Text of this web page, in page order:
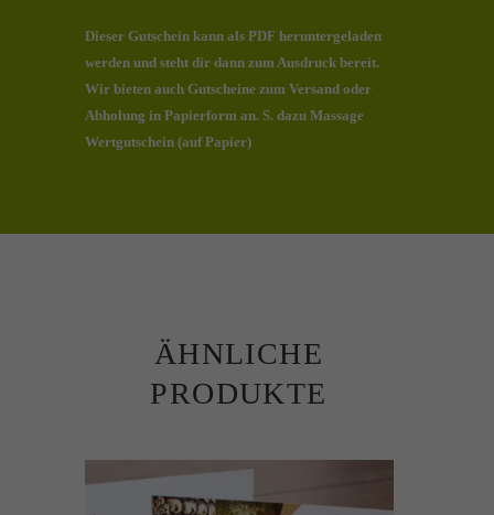
Dieser Gutschein kann als PDF heruntergeladen
werden und steht dir dann zum Ausdruck bereit.
Wir bieten auch Gutscheine zum Versand oder
Abholung in Papierform an. S. dazu Massage
Wertgutschein (auf Papier)
ÄHNLICHE
PRODUKTE